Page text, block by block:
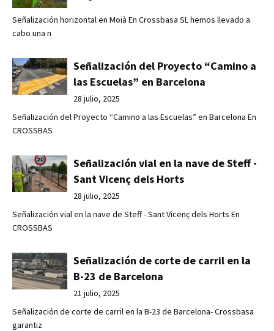
Señalización horizontal en Moià En Crossbasa SL hemos llevado a
cabo una n
Señalización del Proyecto “Camino a
las Escuelas” en Barcelona
28 julio, 2025
Señalización del Proyecto “Camino a las Escuelas” en Barcelona En
CROSSBAS
Señalización vial en la nave de Steff -
Sant Vicenç dels Horts
28 julio, 2025
Señalización vial en la nave de Steff - Sant Vicenç dels Horts En
CROSSBAS
Señalización de corte de carril en la
B-23 de Barcelona
21 julio, 2025
Señalización de corte de carril en la B-23 de Barcelona- Crossbasa
garantiz